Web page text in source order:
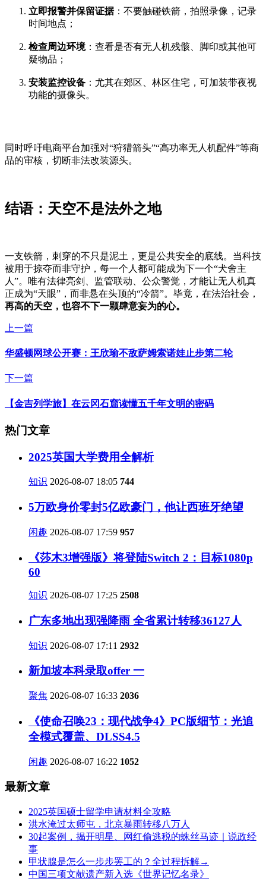
立即报警并保留证据：不要触碰铁箭，拍照录像，记录
时间地点；
检查周边环境：查看是否有无人机残骸、脚印或其他可
疑物品；
安装监控设备 ：尤其在郊区、林区住宅，可加装带夜视
功能的摄像头。
同时呼吁电商平台加强对“狩猎箭头”“高功率无人机配件”等商
品的审核，切断非法改装源头。
结语：天空不是法外之地
一支铁箭，刺穿的不只是泥土，更是公共安全的底线。当科技
被用于掠夺而非守护，每一个人都可能成为下一个“犬舍主
人”。唯有法律亮剑、监管联动、公众警觉，才能让无人机真
正成为“天眼”，而非悬在头顶的“冷箭”。毕竟，在法治社会，
再高的天空，也容不下一颗肆意妄为的心。
上一篇
华盛顿网球公开赛：王欣瑜不敌萨姆索诺娃止步第二轮
下一篇
【金吉列学旅】在云冈石窟读懂五千年文明的密码
热门文章
2025英国大学费用全解析
知识 2026-08-07 18:05 744
5万欧身价零封5亿欧豪门，他让西班牙绝望
闲趣 2026-08-07 17:59 957
《莎木3增强版》将登陆Switch 2：目标1080p
60
知识 2026-08-07 17:25 2508
广东多地出现强降雨 全省累计转移36127人
知识 2026-08-07 17:11 2932
新加坡本科录取offer 一
聚焦 2026-08-07 16:33 2036
《使命召唤23：现代战争4》PC版细节：光追
全模式覆盖、DLSS4.5
闲趣 2026-08-07 16:22 1052
最新文章
2025英国硕士留学申请材料全攻略
洪水淹过太师屯，北京暴雨转移八万人
30起案例，揭开明星、网红偷逃税的蛛丝马迹｜说政经
事
甲状腺是怎么一步步罢工的？全过程拆解→
中国三项文献遗产新入选《世界记忆名录》